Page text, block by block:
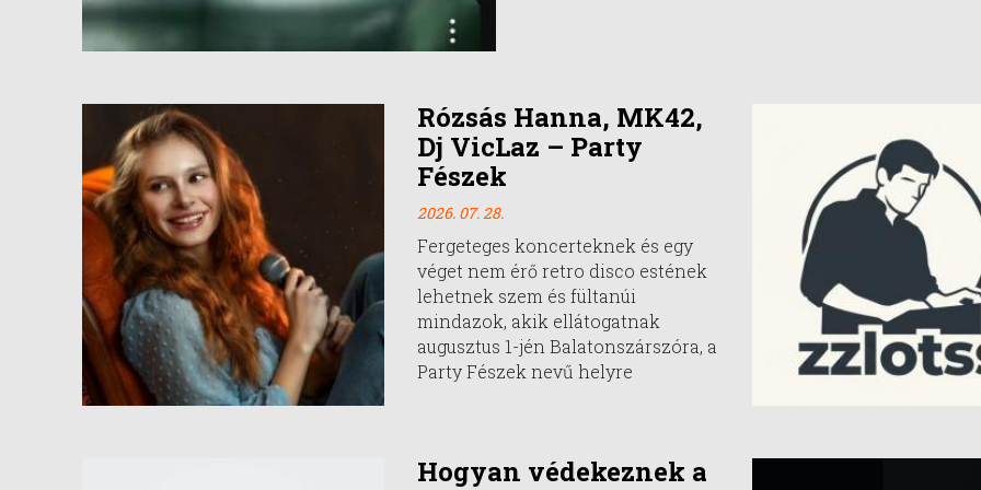
Rózsás Hanna, MK42,
Dj VicLaz – Party
Fészek
2026. 07. 28.
Fergeteges koncerteknek és egy
véget nem érő retro disco estének
lehetnek szem és fültanúi
mindazok, akik ellátogatnak
augusztus 1-jén Balatonszárszóra, a
Party Fészek nevű helyre
Hogyan védekeznek a